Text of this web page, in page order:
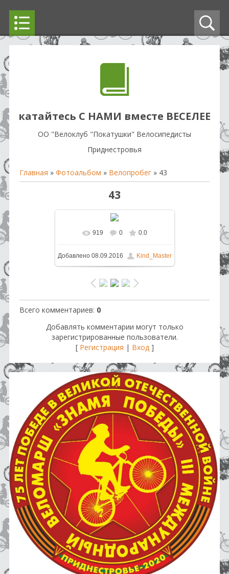
катайтесь С НАМИ вместе ВЕСЕЛЕЕ
OO "Велоклуб "Покатушки" Велосипедисты
Приднестровья
Главная » Фотоальбом » Велопробег » 43
43
В реальном размере 1024x683
530.9Kb
919 0 0.0
Добавлено08.09.2016 Kind_Master
Всего комментариев: 0
Добавлять комментарии могут только
зарегистрированные пользователи.
[ Регистрация | Вход]